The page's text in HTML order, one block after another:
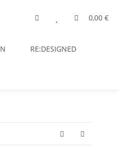
0,00 €
RE:DESIGNED